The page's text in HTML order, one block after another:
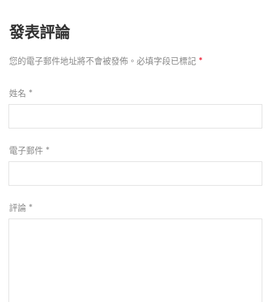
發表評論
您的電子郵件地址將不會被發佈。必填字段已標記 *
姓名 *
電子郵件 *
評論 *